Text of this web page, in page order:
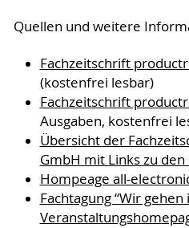
Quellen und weitere
Fachzeitschrift
(kostenfrei lesbar)
Fachzeitschrift
Ausgaben, kostenfrei
Übersicht der
GmbH mit Links zu
Hompeage all-
Fachtagung “Wir